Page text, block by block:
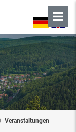
Veranstaltungen